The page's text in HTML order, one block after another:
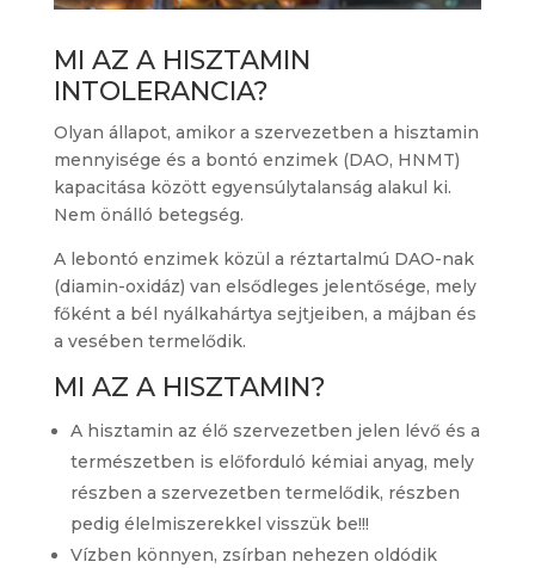
MI AZ A HISZTAMIN
INTOLERANCIA?
Olyan állapot, amikor a szervezetben a hisztamin
mennyisége és a bontó enzimek (DAO, HNMT)
kapacitása között egyensúlytalanság alakul ki.
Nem önálló betegség.
A lebontó enzimek közül a réztartalmú DAO-nak
(diamin-oxidáz) van elsődleges jelentősége, mely
főként a bél nyálkahártya sejtjeiben, a májban és
a vesében termelődik.
MI AZ A HISZTAMIN?
A hisztamin az élő szervezetben jelen lévő és a
természetben is előforduló kémiai anyag, mely
részben a szervezetben termelődik, részben
pedig élelmiszerekkel visszük be!!!
Vízben könnyen, zsírban nehezen oldódik